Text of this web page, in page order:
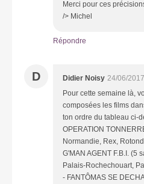
Merci pour ces
/> Michel
Répondre
D Didier Noisy 24/06/
Pour cette semaine là,
composées les films
ton ordre du tableau ci-
OPERATION
Normandie, Rex,
G'MAN AGENT F.B.I. (5
Palais-Rochechouart,
- FANTÔMAS SE